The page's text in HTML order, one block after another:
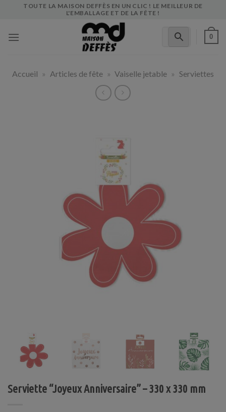
TOUTE LA MAISON DEFFÈS EN UN CLIC ! LE MEILLEUR DE
L'EMBALLAGE ET DE LA FÊTE !
0
Accueil » Articles de fête » Vaiselle jetable » Serviettes
Serviette “Joyeux Anniversaire” – 330 x 330 mm